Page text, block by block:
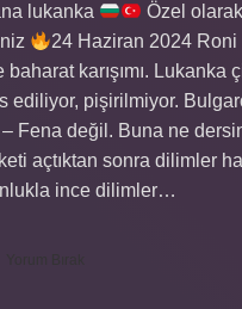
lukanka
Özel
24 Haziran 2024
karışımı.
ediliyor, pişirilmiyor.
Fena değil. Buna ne
açtıktan sonra dilimler
ince dilimler…